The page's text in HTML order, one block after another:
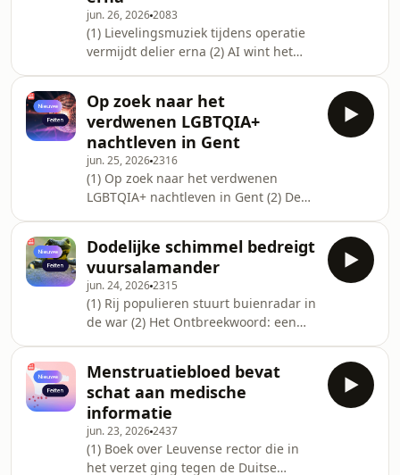
Camps
jun. 26, 20262083
(1) Lievelingsmuziek tijdens operatie
vermijdt delier erna (2) AI wint het
Op zoek naar het
verdwenen LGBTQIA+
nachtleven in Gent
jun. 25, 20262316
(1) Op zoek naar het verdwenen
LGBTQIA+ nachtleven in Gent (2) De
dertigers met een droog huwelijk (4)
Het Middagjournaal met Nico
Dijkshoorn
Dodelijke schimmel bedreigt
vuursalamander
jun. 24, 20262315
(1) Rij populieren stuurt buienradar in
de war (2) Het Ontbreekwoord: een
windhond dat een chiwawa ook een
hond is? (4) Dodelijke schimmel
bedreigt vuursalamander (5) Nico
Dijkshoorn
Menstruatiebloed bevat
schat aan medische
informatie
jun. 23, 20262437
(1) Boek over Leuvense rector die in
het verzet ging tegen de Duitse